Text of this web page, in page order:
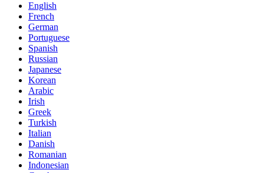
English
French
German
Portuguese
Spanish
Russian
Japanese
Korean
Arabic
Irish
Greek
Turkish
Italian
Danish
Romanian
Indonesian